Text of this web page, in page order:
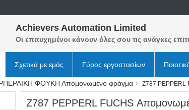
Achievers Automation Limited
Οι επιτυχημένοι κάνουν όλες σου τις ανάγκες
Σχετικά με εμάς Γύρος εργοστασίων
ΦΟΥΚΗ Απομονωμένο φράγμα Z787 PEPPERL
Z787 PEPPERL FUCHS